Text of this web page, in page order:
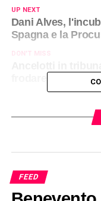
UP NEXT
Dani Alves,
Spagna e la
DON'T MISS
FEED